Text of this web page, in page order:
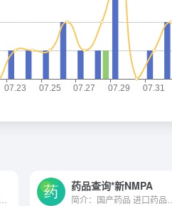
适应产...
药品查询*新NMPA